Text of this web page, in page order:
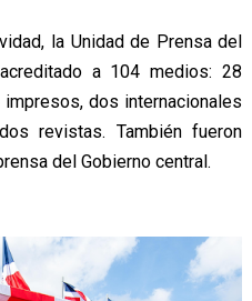
la Unidad de Prensa del
a 104 medios: 28
dos internacionales
revistas. También fueron
del Gobierno central.